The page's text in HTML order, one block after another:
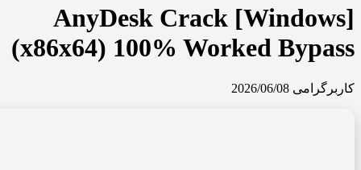
AnyDesk Crack [Windows]
(x86x64) 100% Worked Bypass
کاربرگرامی 2026/06/08